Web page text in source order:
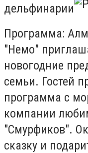
дельфинарии
Программа:
"Немо"
новогодние
семьи. Гостей
программа с
компании
"Смурфиков".
сказку и